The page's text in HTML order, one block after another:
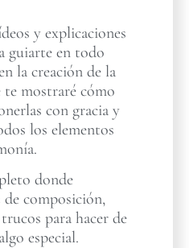
y explicaciones
guiarte en todo
la creación de la
mostraré cómo
con gracia y
los elementos
donde
de composición,
para hacer de
especial.